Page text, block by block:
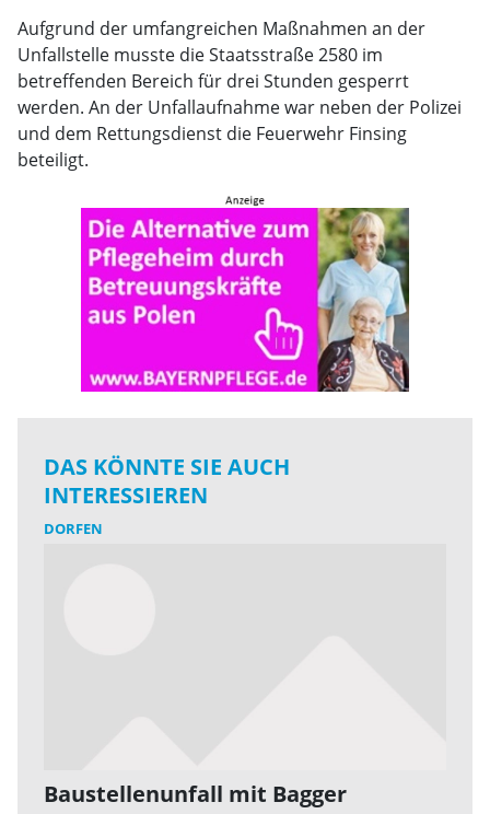
Aufgrund der umfangreichen Maßnahmen an der
Unfallstelle musste die Staatsstraße 2580 im
betreffenden Bereich für drei Stunden gesperrt
werden. An der Unfallaufnahme war neben der Polizei
und dem Rettungsdienst die Feuerwehr Finsing
beteiligt.
DAS KÖNNTE SIE AUCH
INTERESSIEREN
DORFEN
Baustellenunfall mit Bagger